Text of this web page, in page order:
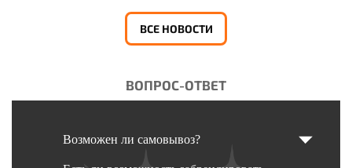
ВСЕ НОВОСТИ
ВОПРОС-ОТВЕТ
Возможен ли самовывоз?